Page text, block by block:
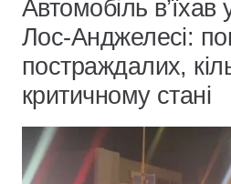
Автомобіль в’їхав
Лос-Анджелесі:
постраждалих,
критичному стані